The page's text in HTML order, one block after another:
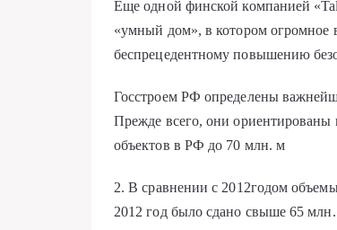
Еще одной финской компанией
«умный дом», в котором огромное
беспрецедентному повышению
Госстроем РФ определены
Прежде всего, они ориентированы
объектов в РФ до 70 млн. м
2. В сравнении с 2012годом
2012 год было сдано свыше 65